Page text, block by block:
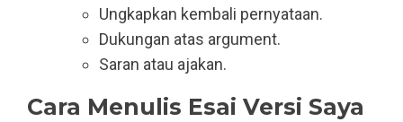
Ungkapkan kembali pernyataan.
Dukungan atas argument.
Saran atau ajakan.
Cara Menulis Esai Versi Saya